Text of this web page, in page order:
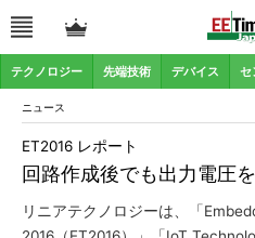
テクノロジー 先端技術 デバイス セ
ニュース
回路作成後でも出力電圧
ET2016 レポート
リニアテクノロジーは、「